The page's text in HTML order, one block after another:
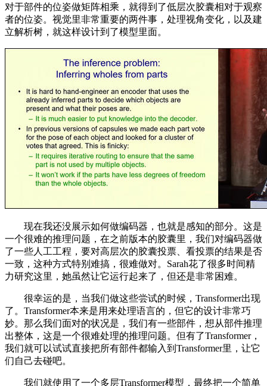
对于部件的位姿做矩阵相乘，就得到了低层次胶囊相对于观察
者的位姿。视觉里非常重要的两件事，处理视角变化，以及建
立解析树，就这样设计到了模型里面。
现在我还没展示如何做编码器，也就是感知的部分。这是
一个很难的推理问题，在之前版本的胶囊里，我们对编码器做
了一些人工工程，要对高层次的胶囊投票、看投票的结果是否
一致，这种方式特别难搞，很难做对。Sarah花了很多时间精
力研究这里，她虽然让它运行起来了，但还是非常困难。
很幸运的是，当我们做这些尝试的时候，Transformer出现
了。Transformer本来是用来处理语言的，但它的设计非常巧
妙。那么我们面对的状况是，我们有一些部件，想从部件推理
出整体，这是一个很难处理的推理问题。但有了Transformer，
我们就可以试试直接把所有部件都输入到Transformer里，让它
们自己去碰吧。
我们就使用了一个多层Transformer模型，最终把一个简单